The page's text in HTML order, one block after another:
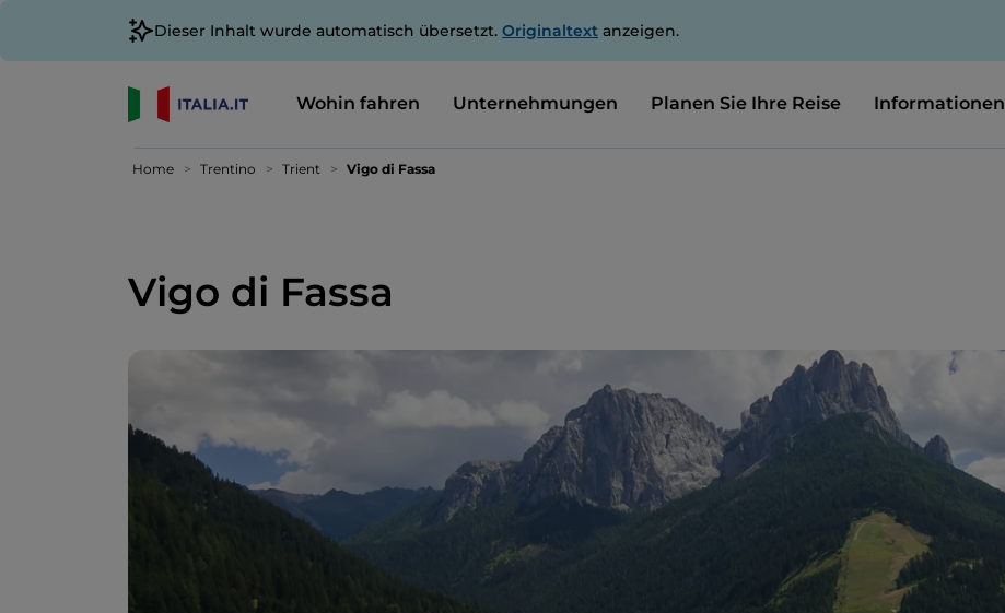
Dieser Inhalt wurde automatisch übersetzt. Originaltext anzeigen.
Wohin fahren Unternehmungen Planen Sie Ihre Reise Informationen
Home Trentino Trient Vigo di Fassa
Vigo di Fassa